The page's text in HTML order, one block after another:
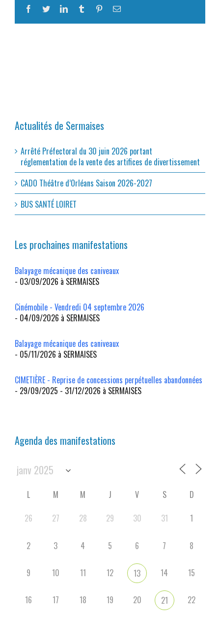
Facebook
TwitterLinkedInTumblr PinterestEmail
Actualités de Sermaises
Arrêté Préfectoral du 30 juin 2026 portant
réglementation de la vente des artifices de divertissement
CADO Théâtre d’Orléans Saison 2026-2027
BUS SANTÉ LOIRET
Les prochaines manifestations
Balayage mécanique des caniveaux
- 03/09/2026 à SERMAISES
Cinémobile - Vendredi 04 septembre 2026
- 04/09/2026 à SERMAISES
Balayage mécanique des caniveaux
- 05/11/2026 à SERMAISES
CIMETIÈRE - Reprise de concessions perpétuelles abandonnées
- 29/09/2025 - 31/12/2026 à SERMAISES
Agenda des manifestations
L M M J V S
D
26
27 28 29 30 31 1
2 3 4 5 6 7 8
9 10 11 12 13 14 15
16 17 18 19 20 21 22